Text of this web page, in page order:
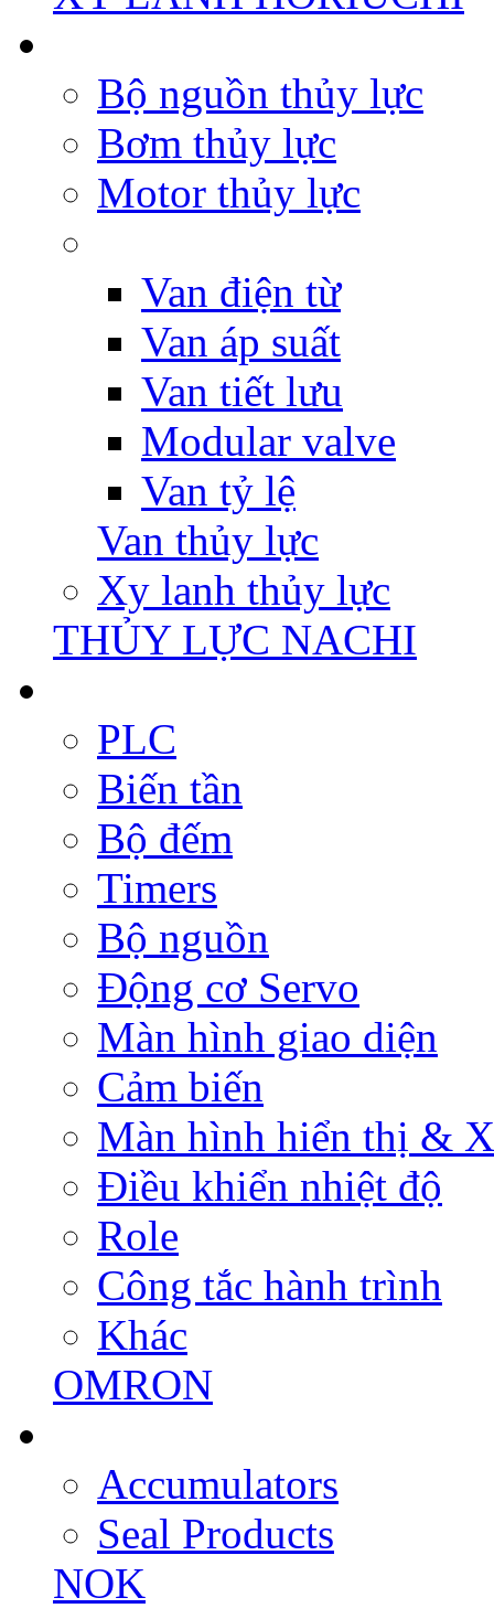
Bộ nguồn thủy lực
Bơm thủy lực
Motor thủy lực
Van điện từ
Van áp suất
Van tiết lưu
Modular valve
Van tỷ lệ
Van thủy lực
Xy lanh thủy lực
THỦY LỰC NACHI
PLC
Biến tần
Bộ đếm
Timers
Bộ nguồn
Động cơ Servo
Màn hình giao diện
Cảm biến
Màn hình hiển thị &
Điều khiển nhiệt độ
Role
Công tắc hành trình
Khác
OMRON
Accumulators
Seal Products
NOK